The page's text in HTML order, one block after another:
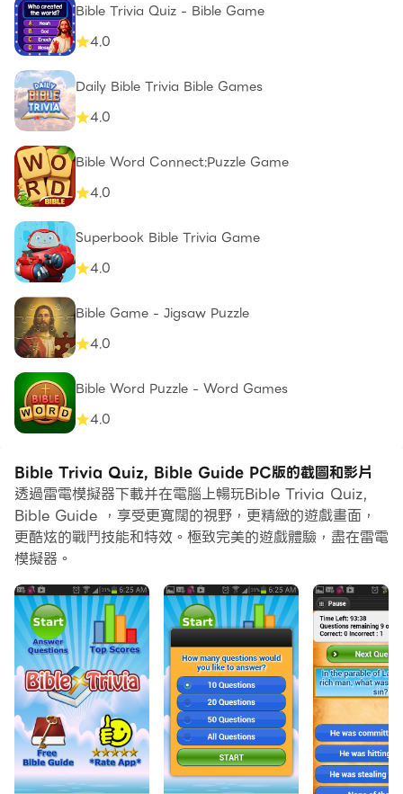
Bible Trivia Quiz - Bible Game
4.0
Daily Bible Trivia Bible Games
4.0
Bible Word Connect:Puzzle Game
4.0
Superbook Bible Trivia Game
4.0
Bible Game - Jigsaw Puzzle
4.0
Bible Word Puzzle - Word Games
4.0
Bible Trivia Quiz, Bible Guide PC版的截圖和影片
透過雷電模擬器下載并在電腦上暢玩Bible Trivia Quiz,
Bible Guide ，享受更寬闊的視野，更精緻的遊戲畫面，
更酷炫的戰鬥技能和特效。極致完美的遊戲體驗，盡在雷電
模擬器。